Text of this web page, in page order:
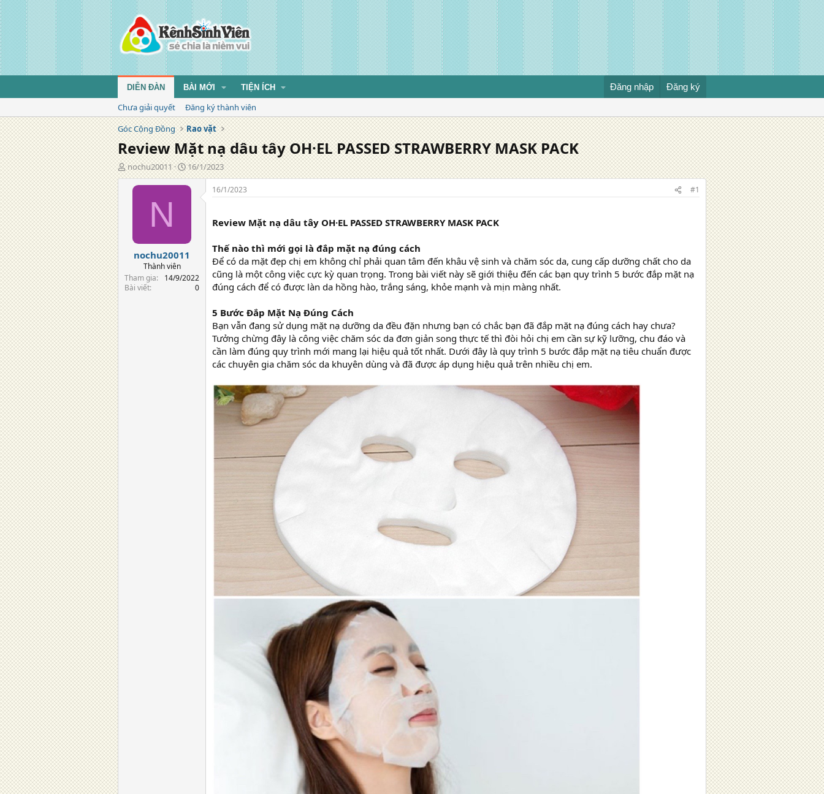
DIỄN ĐÀN BÀI MỚI TIỆN ÍCH Đăng nhập Đăng ký
Chưa giải quyết
Đăng ký thành viên
Góc Cộng Đồng
Rao vặt
Review Mặt nạ dâu tây OH·EL PASSED STRAWBERRY MASK PACK
T
á
nochu20011
N
g
à
g
16/1/2023
N
nochu20011
Thành viên
Tham gia
14/9/2022
Bài viết
0
16/1/2023 #1
Review Mặt nạ dâu tây OH·EL PASSED STRAWBERRY MASK PACK
Thế nào thì mới gọi là đắp mặt nạ đúng cách
Để có da mặt đẹp chị em không chỉ phải quan tâm đến khâu vệ sinh và chăm sóc da, cung cấp dưỡng chất cho da
cũng là một công việc cực kỳ quan trọng. Trong bài viết này sẽ giới thiệu đến các bạn quy trình 5 bước đắp mặt nạ
đúng cách để có được làn da hồng hào, trắng sáng, khỏe mạnh và mịn màng nhất.
5 Bước Đắp Mặt Nạ Đúng Cách
Bạn vẫn đang sử dụng mặt nạ dưỡng da đều đặn nhưng bạn có chắc bạn đã đắp mặt nạ đúng cách hay chưa?
Tưởng chừng đây là công việc chăm sóc da đơn giản song thực tế thì đòi hỏi chị em cần sự kỹ lưỡng, chu đáo và
cần làm đúng quy trình mới mang lại hiệu quả tốt nhất. Dưới đây là quy trình 5 bước đắp mặt nạ tiêu chuẩn được
các chuyên gia chăm sóc da khuyên dùng và đã được áp dụng hiệu quả trên nhiều chị em.